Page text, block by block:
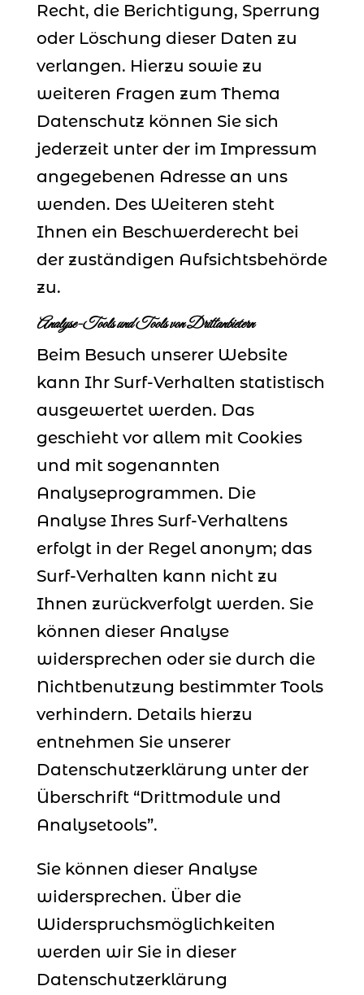
Recht, die Berichtigung, Sperrung
oder Löschung dieser Daten zu
verlangen. Hierzu sowie zu
weiteren Fragen zum Thema
Datenschutz können Sie sich
jederzeit unter der im Impressum
angegebenen Adresse an uns
wenden. Des Weiteren steht
Ihnen ein Beschwerderecht bei
der zuständigen Aufsichtsbehörde
zu.
Analyse-Tools und Tools von Drittanbietern
Beim Besuch unserer Website
kann Ihr Surf-Verhalten statistisch
ausgewertet werden. Das
geschieht vor allem mit Cookies
und mit sogenannten
Analyseprogrammen. Die
Analyse Ihres Surf-Verhaltens
erfolgt in der Regel anonym; das
Surf-Verhalten kann nicht zu
Ihnen zurückverfolgt werden. Sie
können dieser Analyse
widersprechen oder sie durch die
Nichtbenutzung bestimmter Tools
verhindern. Details hierzu
entnehmen Sie unserer
Datenschutzerklärung unter der
Überschrift “Drittmodule und
Analysetools”.
Sie können dieser Analyse
widersprechen. Über die
Widerspruchsmöglichkeiten
werden wir Sie in dieser
Datenschutzerklärung